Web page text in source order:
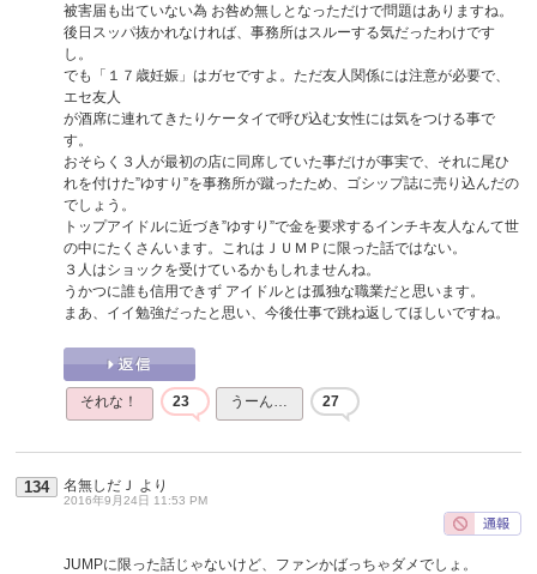
被害届も出ていない為 お咎め無しとなっただけで問題はありますね。
後日スッパ抜かれなければ、事務所はスルーする気だったわけです
し。
でも「１７歳妊娠」はガセですよ。ただ友人関係には注意が必要で、
エセ友人
が酒席に連れてきたりケータイで呼び込む女性には気をつける事で
す。
おそらく３人が最初の店に同席していた事だけが事実で、それに尾ひ
れを付けた”ゆすり”を事務所が蹴ったため、ゴシップ誌に売り込んだの
でしょう。
トップアイドルに近づき”ゆすり”で金を要求するインチキ友人なんて世
の中にたくさんいます。これはＪＵＭＰに限った話ではない。
３人はショックを受けているかもしれませんね。
うかつに誰も信用できず アイドルとは孤独な職業だと思います。
まあ、イイ勉強だったと思い、今後仕事で跳ね返してほしいですね。
それな！ 23 うーん… 27
134 名無しだＪ より
2016年9月24日 11:53 PM
JUMPに限った話じゃないけど、ファンかばっちゃダメでしょ。